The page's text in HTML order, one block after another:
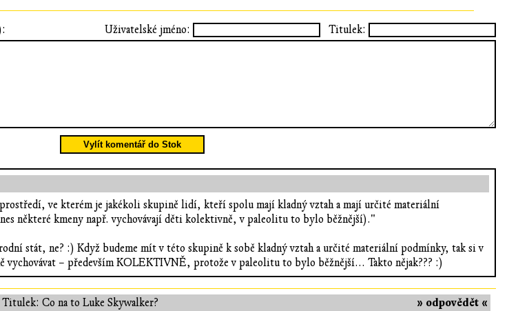
Uživatelské jméno: Titulek:
Vylít komentář do Stok
ve kterém je jakékoli skupině lidí, kteří spolu mají kladný vztah a mají určité materiální
některé kmeny např. vychovávají děti kolektivně, v paleolitu to bylo běžnější)."
stát, ne? :) Když budeme mít v této skupině k sobě kladný vztah a určité materiální podmínky, tak si v
vychovávat – především KOLEKTIVNĚ, protože v paleolitu to bylo běžnější... Takto nějak??? :)
» odpovědět «
Titulek: Co na to Luke Skywalker?